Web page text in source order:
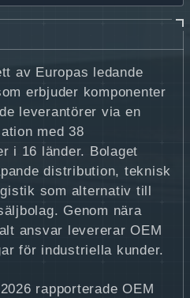
av Europas ledande
erbjuder komponenter
leverantörer via en
med 38
i 16 länder. Bolaget
distribution, teknisk
som alternativ till
Genom nära
ansvar levererar OEM
för industriella kunder.
rapporterade OEM